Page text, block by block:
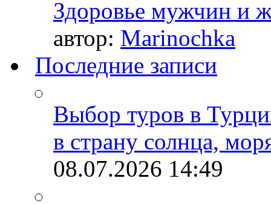
Здоровье мужчин и
автор: Marinochka
Последние записи
Выбор туров в
в страну солнца,
08.07.2026 14:49